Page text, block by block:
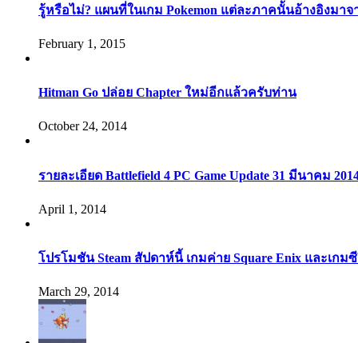
รู้หรือไม่? แผนที่ในเกม Pokemon แต่ละภาคนั้นอ้างอิงมา
February 1, 2015
Hitman Go ปล่อย Chapter ใหม่อีกแล้วครับท่าน
October 24, 2014
รายละเอียด Battlefield 4 PC Game Update 31 มีนาคม
April 1, 2014
โปรโมชัน Steam สัปดาห์นี้ เกมค่าย Square Enix และเกม
March 29, 2014